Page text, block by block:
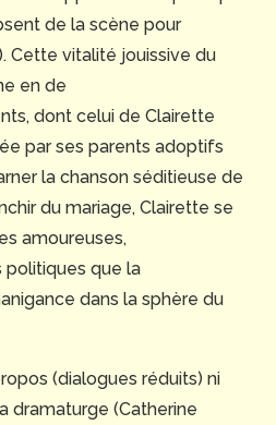
de la scène pour
Cette vitalité jouissive du
en de
dont celui de Clairette
par ses parents adoptifs
la chanson séditieuse de
du mariage, Clairette se
amoureuses,
que la
dans la sphère du
(dialogues réduits) ni
dramaturge (Catherine